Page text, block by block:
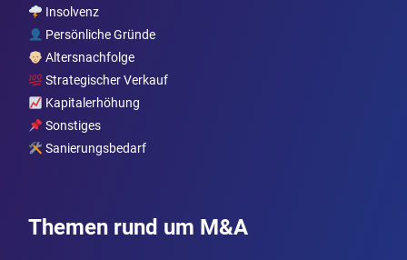
Insolvenz
Persönliche Gründe
Altersnachfolge
Strategischer Verkauf
Kapitalerhöhung
Sonstiges
Sanierungsbedarf
Themen rund um M&A